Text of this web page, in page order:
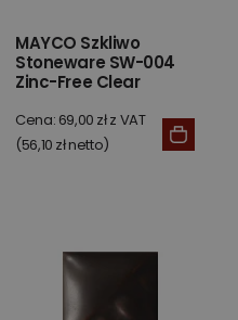
MAYCO Szkliwo
Stoneware SW-004
Zinc-Free Clear
Cena: 69,00 zł z VAT
(56,10 zł netto)